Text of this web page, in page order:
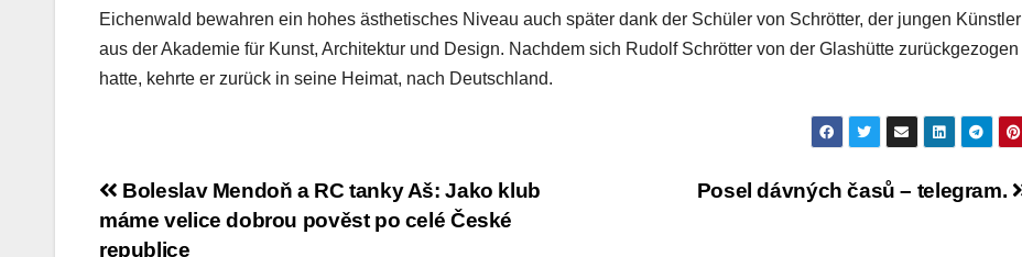
Eichenwald bewahren ein hohes ästhetisches Niveau auch später dank der Schüler von Schrötter, der jungen Künstler
aus der Akademie für Kunst, Architektur und Design. Nachdem sich Rudolf Schrötter von der Glashütte zurückgezogen
hatte, kehrte er zurück in seine Heimat, nach Deutschland.
Navigace
pro
Posel dávných časů – telegram.
Boleslav Mendoň a RC tanky Aš: Jako klub
máme velice dobrou pověst po celé České
republice